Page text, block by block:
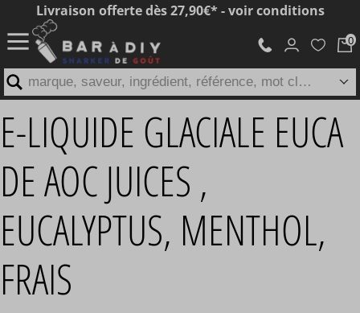
E-LIQUIDE GLACIALE EUCA
DE AOC JUICES ,
EUCALYPTUS, MENTHOL,
FRAIS
Livraison offerte dès 27,90€* - voir conditions
marque, saveur, ingrédient, référence, mot clé...